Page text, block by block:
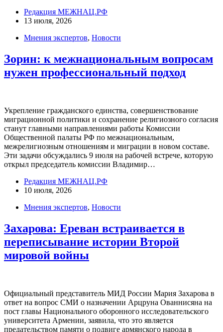
Редакция МЕЖНАЦ.РФ
13 июля, 2026
Мнения экспертов, Новости
Зорин: к межнациональным вопросам
нужен профессиональный подход
Укрепление гражданского единства, совершенствование
миграционной политики и сохранение религиозного согласия
станут главными направлениями работы Комиссии
Общественной палаты РФ по межнациональным,
межрелигиозным отношениям и миграции в новом составе.
Эти задачи обсуждались 9 июля на рабочей встрече, которую
открыл председатель комиссии Владимир…
Редакция МЕЖНАЦ.РФ
10 июля, 2026
Мнения экспертов, Новости
Захарова: Ереван встраивается в
переписывание истории Второй
мировой войны
Официальный представитель МИД России Мария Захарова в
ответ на вопрос СМИ о назначении Арцруна Ованнисяна на
пост главы Национального оборонного исследовательского
университета Армении, заявила, что это является
предательством памяти о подвиге армянского народа в